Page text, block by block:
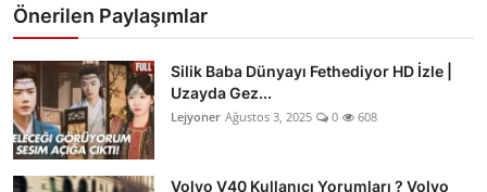
Önerilen Paylaşımlar
Silik Baba Dünyayı Fethediyor HD İzle |
Uzayda Gez...
Lejyoner Ağustos 3, 2025 0 608
Volvo V40 Kullanıcı Yorumları ? Volvo